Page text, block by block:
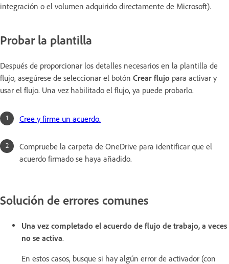
integración o el volumen adquirido directamente de Microsoft).
Probar la plantilla
Después de proporcionar los detalles necesarios en la plantilla de
flujo, asegúrese de seleccionar el botón Crear flujo para activar y
usar el flujo. Una vez habilitado el flujo, ya puede probarlo.
Cree y firme un acuerdo.
Compruebe la carpeta de OneDrive para identificar que el
acuerdo firmado se haya añadido.
Solución de errores comunes
Una vez completado el acuerdo de flujo de trabajo, a veces
no se activa.
En estos casos, busque si hay algún error de activador (con